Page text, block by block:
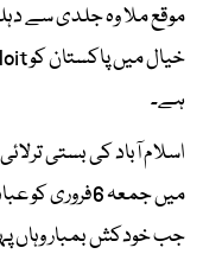
موقع ملا وہ جلدی سے
ہے۔
اسلام آباد کی بستی
میں جمعہ
جب خودکش بمبار وہاں